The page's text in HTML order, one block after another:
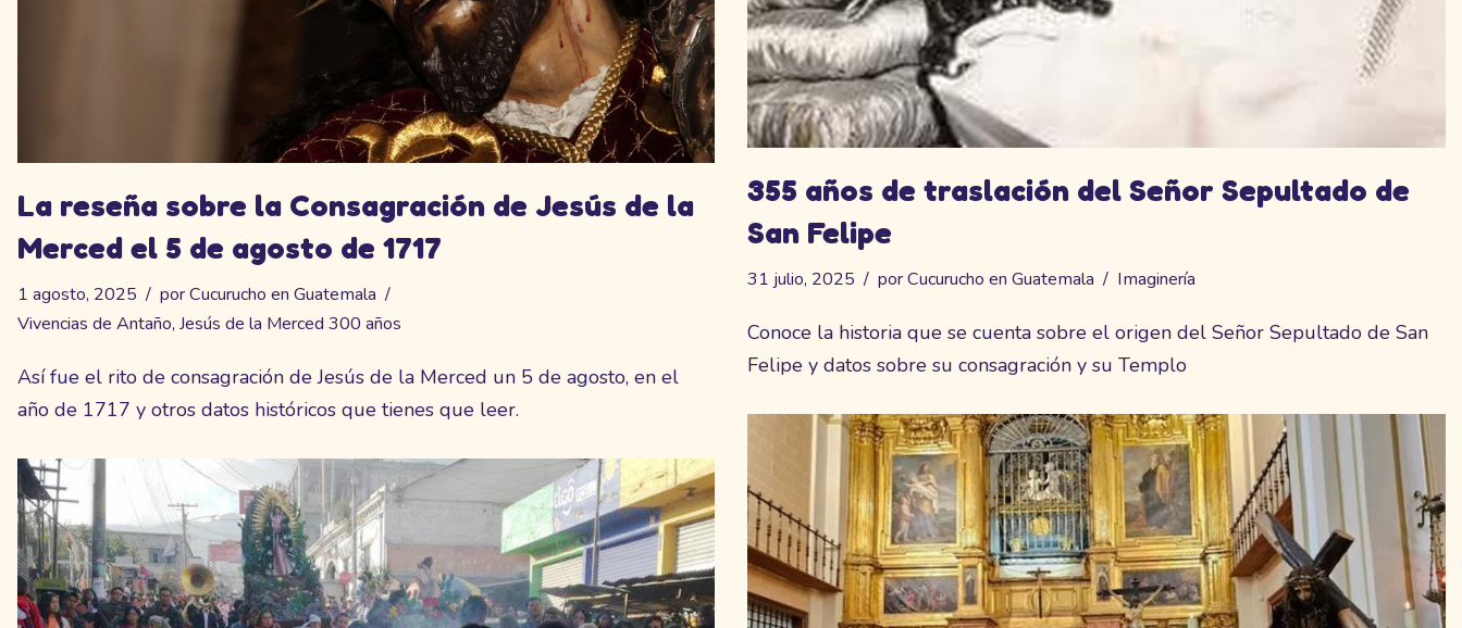
La reseña sobre la Consagración de Jesús de la
Merced el 5 de agosto de 1717
1 agosto, 2025 porCucurucho en Guatemala
Vivencias de Antaño, Jesús de la Merced 300 años
Así fue el rito de consagración de Jesús de la Merced un 5 de agosto, en el
año de 1717 y otros datos históricos que tienes que leer.
355 años de traslación del Señor Sepultado de
San Felipe
31 julio, 2025 porCucurucho en Guatemala Imaginería
Conoce la historia que se cuenta sobre el origen del Señor Sepultado de San
Felipe y datos sobre su consagración y su Templo